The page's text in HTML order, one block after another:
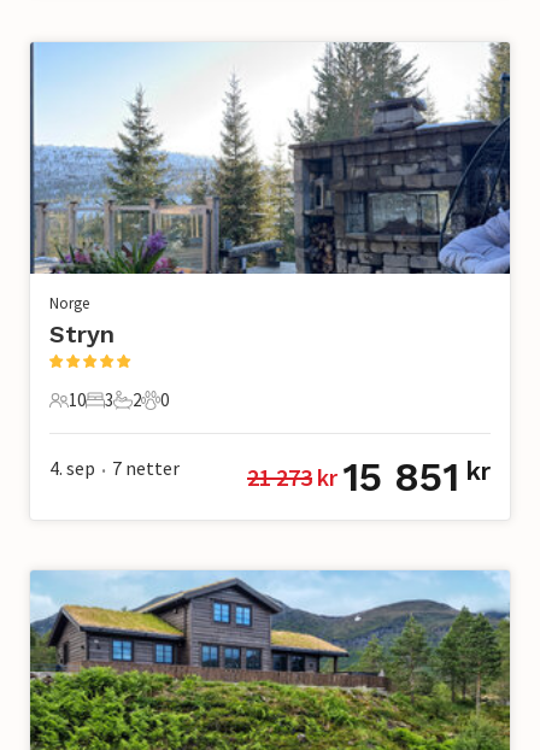
Norge
Stryn
10 Gjester
10
3 Soverom
3
2 Bad
2
0 Kjæledyr
0
4. sep • 7 netter 21 273 kr 15 851 kr